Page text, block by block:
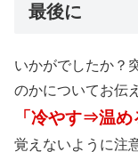
最後に
いかがでしたか？
のかについてお伝
「冷やす⇒温め
覚えないように注